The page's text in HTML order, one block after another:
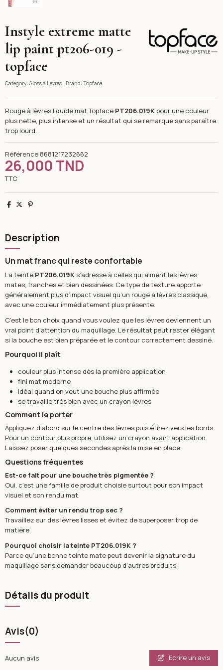
Instyle extreme matte
lip paint pt206-019 -
topface
Category: Gloss à Lèvres Brand: Topface
Rouge à lèvres liquide mat Topface PT206.019Kpour une couleur
plus nette, plus intense et un résultat qui se remarque sans paraître
trop lourd.
Référence 8681217232662
26,000 TND
TTC
Partager
TweetPinterest
Description
Un mat franc qui reste confortable
La teinte PT206.019Ks’adresse à celles qui aiment les lèvres
mates, franches et bien dessinées. Ce type de texture apporte
généralement plus d’impact visuel qu’un rouge à lèvres classique,
avec une couleur immédiatement plus présente.
C’est le bon choix quand vous voulez que les lèvres deviennent un
vrai point d’attention du maquillage. Le résultat peut rester élégant
si la bouche est bien préparée et le contour correctement dessiné.
Pourquoi il plaît
couleur plus intense dès la première application
fini mat moderne
idéal quand on veut une bouche plus affirmée
se travaille très bien avec un crayon lèvres
Comment le porter
Appliquez d’abord sur le centre des lèvres puis étirez vers les bords.
Pour un contour plus propre, utilisez un crayon avant application.
Laissez poser quelques secondes après la mise en place.
Questions fréquentes
Est-ce fait pour une bouche très pigmentée ?
Oui, c’est une famille de produit choisie surtout pour son impact
visuel et son rendu mat.
Comment éviter un rendu trop sec ?
Travaillez sur des lèvres lisses et évitez de superposer trop de
matière.
Pourquoi choisir la teinte PT206.019K ?
Parce qu’une bonne teinte mate peut devenir la signature du
maquillage sans demander beaucoup d’autres produits.
Détails du produit
Avis(0)
Aucun avis Écrire un avis